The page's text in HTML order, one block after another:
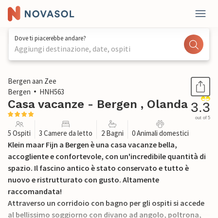
Dove ti piacerebbe andare?
Aggiungi destinazione, date, ospiti
1 / 20
Bergen aan Zee
Bergen
HNH563
Casa vacanze - Bergen , Olanda 3.3
out of 5
5 Ospiti 3 Camere da letto 2 Bagni 0 Animali domestici
Klein maar Fijn a Bergen è una casa vacanze bella,
accogliente e confortevole, con un'incredibile quantità di
spazio. Il fascino antico è stato conservato e tutto è
nuovo e ristrutturato con gusto. Altamente
raccomandata!
Attraverso un corridoio con bagno per gli ospiti si accede
al bellissimo soggiorno con divano ad angolo, poltrona,